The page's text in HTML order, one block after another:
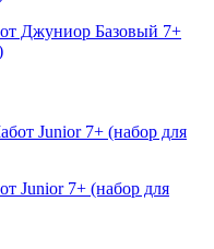
Джуниор Базовый 7+
Junior 7+ (набор для